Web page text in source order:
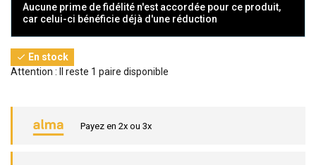
Aucune prime de fidélité n'est accordée pour ce produit,
car celui-ci bénéficie déjà d'une réduction
 En stock
Attention : Il reste 1 paire disponible
Payez en 2x ou 3x